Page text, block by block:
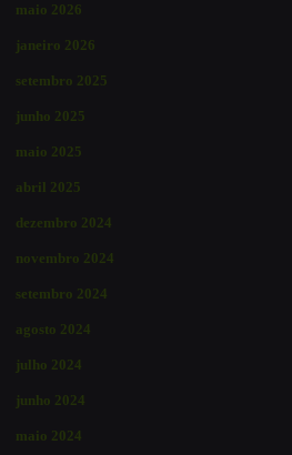
maio 2026
janeiro 2026
setembro 2025
junho 2025
maio 2025
abril 2025
dezembro 2024
novembro 2024
setembro 2024
agosto 2024
julho 2024
junho 2024
maio 2024